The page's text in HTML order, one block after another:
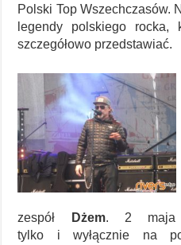
Polski Top Wszechczasów.
legendy polskiego rocka,
szczegółowo przedstawiać.
zespół
Dżem. 2 maja
tylko i wyłącznie na